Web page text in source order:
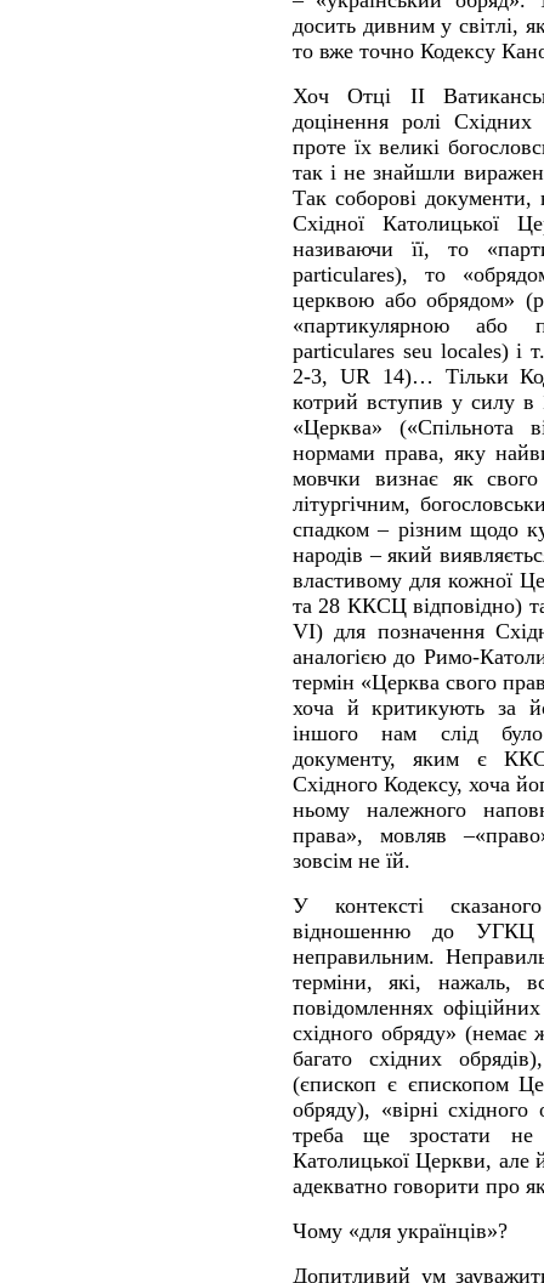
досить дивним у світлі,
то вже точно Кодексу
Хоч Отці ІІ
доцінення ролі
проте їх великі
так і не знайшли
Так соборові документи,
Східної Католицької
називаючи її, то
particulares), то
церквою або обрядом»
«партикулярною або
particulares seu locales) і
2-3, UR 14)… Тільки
котрий вступив у силу в
«Церква» («Спільнота
нормами права, яку
мовчки визнає як
літургічним,
спадком – різним щодо
народів – який
властивому для кожної
та 28 ККСЦ відповідно)
VІ) для позначення
аналогією до Римо-
термін «Церква свого
хоча й критикують за
іншого нам слід
документу, яким є
Східного Кодексу, хоча
ньому належного
права», мовляв
зовсім не їй.
У контексті
відношенню до УГКЦ
неправильним.
терміни, які, нажаль,
повідомленнях
східного обряду» (немає
багато східних
(єпископ є єпископом
обряду), «вірні
треба ще зростати не
Католицької Церкви,
адекватно говорити про
Чому «для українців»?
Допитливий ум